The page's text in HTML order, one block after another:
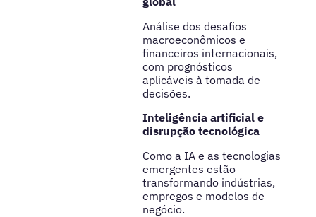
Análise dos desafios
macroeconômicos e
financeiros internacionais,
com prognósticos
aplicáveis à tomada de
decisões.
Inteligência artificial e
disrupção tecnológica
Como a IA e as tecnologias
emergentes estão
transformando indústrias,
empregos e modelos de
negócio.